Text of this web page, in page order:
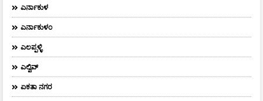
ಎರ್ನಾಕುಳ
ಎರ್ನಾಕುಳಂ
ಎಲಪ್ಪಳ್ಳಿ
ಎಲ್ವಿವ್
ಏಕತಾ ನಗರ